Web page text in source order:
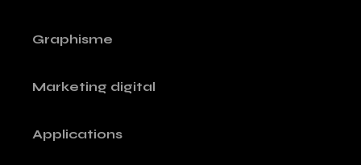
Graphisme
Marketing digital
Applications